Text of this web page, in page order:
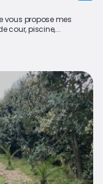
vous propose mes
cour, piscine,...